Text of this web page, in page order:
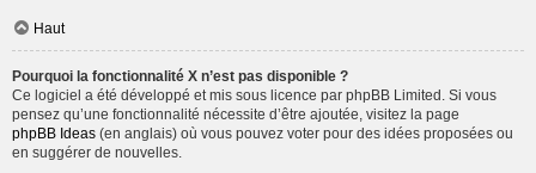
Haut
Pourquoi la fonctionnalité X n’est pas disponible ?
Ce logiciel a été développé et mis sous licence par phpBB Limited. Si vous
pensez qu’une fonctionnalité nécessite d’être ajoutée, visitez la page
phpBB Ideas (en anglais) où vous pouvez voter pour des idées proposées ou
en suggérer de nouvelles.